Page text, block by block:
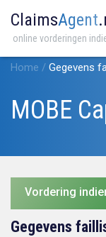
ClaimsAgent
online vorderingen
Home / Gegevens
MOBE
Vordering
Gegevens